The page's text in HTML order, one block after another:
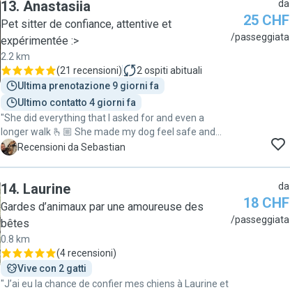
13. Anastasiia
Pet sitter de confiance, attentive et
expérimentée :>
2.2 km
(21 recensioni) 2 ospiti abituali
Ultima prenotazione 9 giorni fa
Ultimo contatto 4 giorni fa
"She did everything that I asked for and even a
longer walk 🫰🏼 She made my dog feel safe and
that’s all that matters 🥰 I recommend her taking
S Recensioni da Sebastian
da
25 CHF
/passeggiata
14. Laurine
Gardes d’animaux par une amoureuse des
bêtes
0.8 km
(4 recensioni)
Vive con 2 gatti
"J’ai eu la chance de confier mes chiens à Laurine et
da
18 CHF
/passeggiata